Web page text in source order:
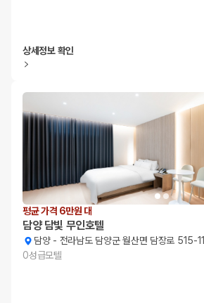
상세정보 확인
평균 가격 6만원 대
담양 담빛 무인호텔
담양- 전라남도 담양군 월산면 담장로 515-11
0성급모텔